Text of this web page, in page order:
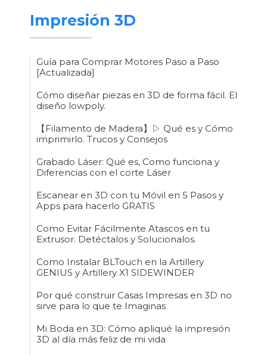
Impresión 3D
Guía para Comprar Motores Paso a Paso
[Actualizada]
Cómo diseñar piezas en 3D de forma fácil. El
diseño lowpoly.
【Filamento de Madera】▷ Qué es y Cómo
imprimirlo. Trucos y Consejos
Grabado Láser: Qué es, Como funciona y
Diferencias con el corte Láser
Escanear en 3D con tu Móvil en 5 Pasos y
Apps para hacerlo GRATIS
Como Evitar Fácilmente Atascos en tu
Extrusor. Detéctalos y Solucionalos.
Como Instalar BLTouch en la Artillery
GENIUS y Artillery X1 SIDEWINDER
Por qué construir Casas Impresas en 3D no
sirve para lo que te Imaginas
Mi Boda en 3D: Cómo apliqué la impresión
3D al día más feliz de mi vida